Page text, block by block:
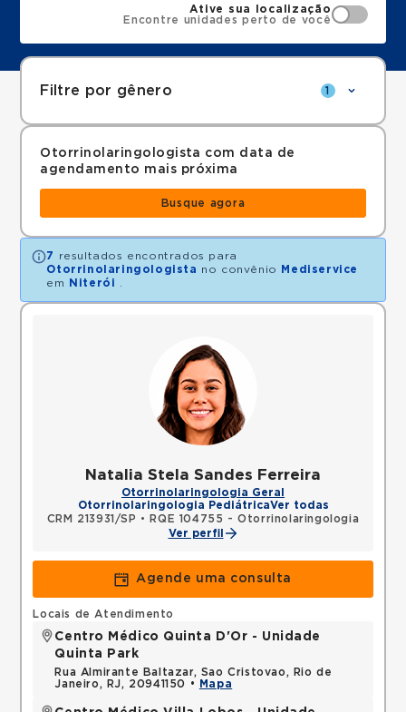
Ative sua localização
Encontre unidades perto de você
Filtre por gênero 1
Otorrinolaringologista com data de
agendamento mais próxima
Busque agora
7
resultados encontrados para
Otorrinolaringologista no convênio
Mediservice
em
Niterói
Natalia Stela Sandes Ferreira
Otorrinolaringologia Geral
Otorrinolaringologia PediátricaVer todas
CRM 213931/SP •
RQE 104755 - Otorrinolaringologia
Ver perfil
Agende uma consulta
Locais de Atendimento
Centro Médico Quinta D'Or - Unidade
Quinta Park
Rua Almirante Baltazar, Sao Cristovao, Rio de
Janeiro, RJ, 20941150 •
Mapa